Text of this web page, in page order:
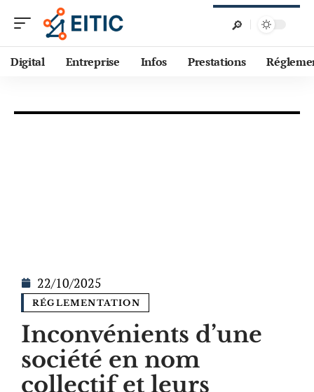
Digital Entreprise Infos Prestations
22/10/2025
RÉGLEMENTATION
Inconvénients d’une
société en nom
collectif et leurs